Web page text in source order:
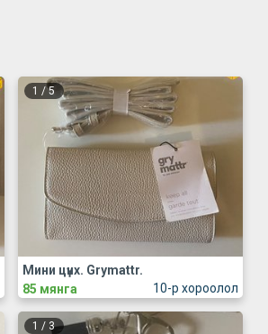
1 /5
10-р хороолол
Мини цүнх. Grymattr.
85 мянга
1 / 3